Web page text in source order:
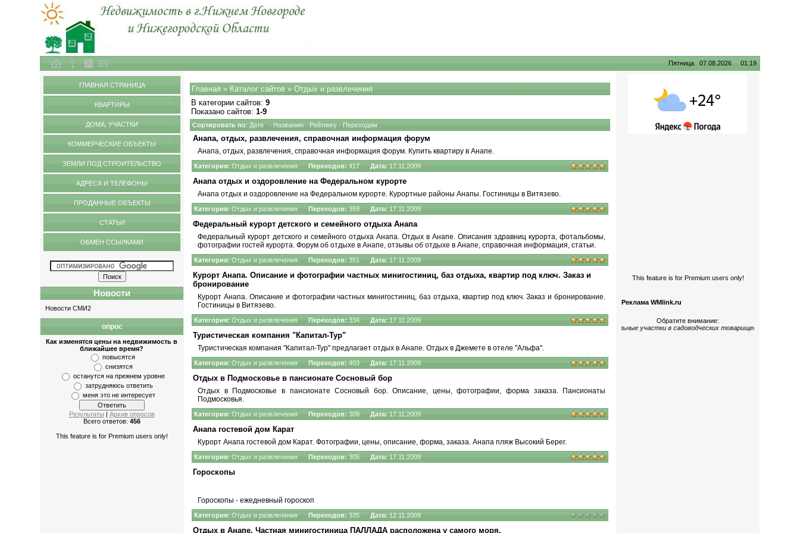
Пятница 07.08.2026 01:19
ГЛАВНАЯ СТРАНИЦА
КВАРТИРЫ
ДОМА, УЧАСТКИ
КОММЕРЧЕСКИЕ ОБЪЕКТЫ
ЗЕМЛИ ПОД СТРОИТЕЛЬСТВО
АДРЕСА И ТЕЛЕФОНЫ
ПРОДАННЫЕ ОБЪЕКТЫ
СТАТЬИ
ОБМЕН ССЫЛКАМИ
Новости
Новости СМИ2
опрос
Как изменятся цены на недвижимость в
ближайшее время?
повысятся
снизятся
останутся на прежнем уровне
затрудняюсь ответить
меня это не интересует
Результаты | Архив опросов
Всего ответов: 456
This feature is for Premium users only!
Главная » Каталог сайтов » Отдых и развлечения
В категории сайтов:9
Показано сайтов:1-9
Сортировать по: Дате · Названию · Рейтингу · Переходам
Анапа, отдых, развлечения, справочная информация форум
Анапа, отдых, развлечения, справочная информация форум. Купитьквартиру в Анапе.
Категория: Отдых и развлечения Переходов: 417Дата: 17.11.2009
Анапа отдых и оздоровление на Федеральном курорте
Анапа отдых и оздоровление на Федеральном курорте. Курортные районы Анапы. Гостиницы в Витязево.
Категория: Отдых и развлечения Переходов: 359Дата: 17.11.2009
Федеральный курорт детского и семейного отдыха Анапа
Федеральный курорт детского и семейного отдыха Анапа.Отдых в Анапе. Описания здравниц курорта, фотальбомы,
фотографии гостей курорта. Форум об отдыхе в Анапе,отзывы об отдыхе в Анапе, справочная информация, статьи.
Категория: Отдых и развлечения Переходов: 351Дата: 17.11.2009
Курорт Анапа. Описание и фотографии частных минигостиниц, баз отдыха, квартир под ключ. Заказ и
бронирование
КурортАнапа. Описание и фотографии частных минигостиниц, баз отдыха, квартир под ключ. Заказ и бронирование.
Гостиницы в Витязево.
Категория: Отдых и развлечения Переходов: 334Дата: 17.11.2009
Туристическая компания "Капитал-Тур"
Туристическая компания "Капитал-Тур" предлагаетотдых в Анапе. Отдых вДжемете в отеле "Альфа".
Категория: Отдых и развлечения Переходов: 403Дата: 17.11.2009
Отдых в Подмосковье в пансионате Сосновый бор
Отдых в Подмосковье в пансионате Сосновый бор. Описание, цены, фотографии, форма заказа.
Пансионаты
Подмосковья.
Категория: Отдых и развлечения Переходов: 309Дата: 17.11.2009
Анапа гостевой дом Карат
КурортАнапа гостевой дом Карат. Фотографии, цены, описание, форма, заказа.Анапа пляж Высокий Берег.
Категория: Отдых и развлечения Переходов: 305Дата: 17.11.2009
Гороскопы
Гороскопы - ежедневный гороскоп
Категория: Отдых и развлечения Переходов: 335Дата: 12.11.2009
Отдых в Анапе. Частная минигостиница ПАЛЛАДА расположена у самого моря.
This feature is for Premium users only!
Реклама WMlink.ru
Обратите внимание:
Квартиры-однокомнатные,двухкомнатные,трёхкомнатные,многокомнатные;дома и земельные участкив садоводческих товариществах